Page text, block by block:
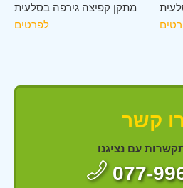
מתקן קפיצה גירפה בסלעית
לפרטים
קשר
עם נציגנו
077-